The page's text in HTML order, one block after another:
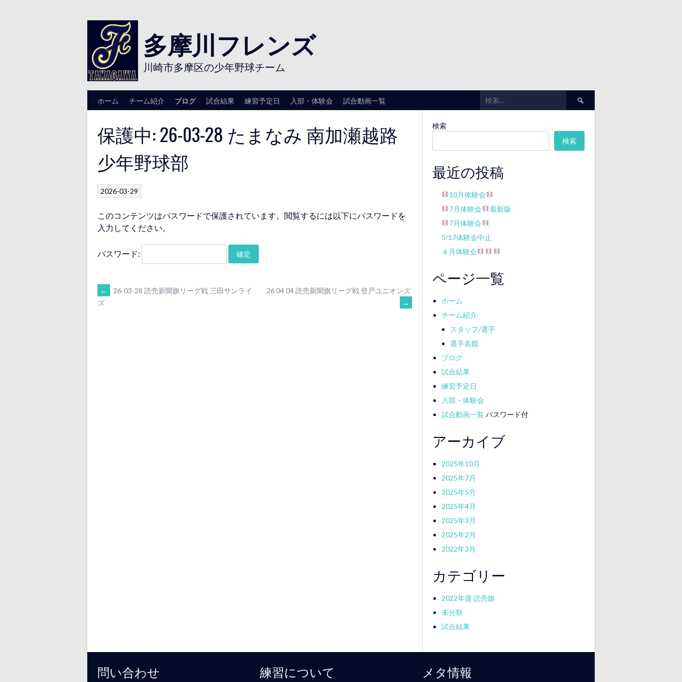
多摩川フレンズ
川崎市多摩区の少年野球チーム
ホーム チーム紹介 ブログ 試合結果 練習予定日 入部・体験会 試合動画一覧
索:
保護中: 26-03-28 たまなみ 南加瀬越路
少年野球部
2026-03-29
このコンテンツはパスワードで保護されています。閲覧するには以下にパスワードを
入力してください。
パスワード:
POST
←
26-03-28 読売新聞旗リーグ戦 三田サンライ
ズ
26 04 04 読売新聞旗リーグ戦 登戸ユニオンズ
→
検索
検索
最近の投稿
10月体験会
7月体験会
最新版
7月体験会
5/17体験会中止
４月体験会
ページ一覧
ホーム
チーム紹介
スタッフ/選手
選手名鑑
ブログ
試合結果
練習予定日
入部・体験会
試合動画一覧パスワード付
アーカイブ
2025年10月
2025年7月
2025年5月
2025年4月
2025年3月
2025年2月
2022年3月
カテゴリー
2022年度 読売旗
未分類
試合結果
問い合わせ 練習について メタ情報